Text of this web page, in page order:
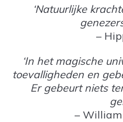
‘Natuurlijke
–
‘In het magische
toevalligheden en
Er gebeurt niets
– William